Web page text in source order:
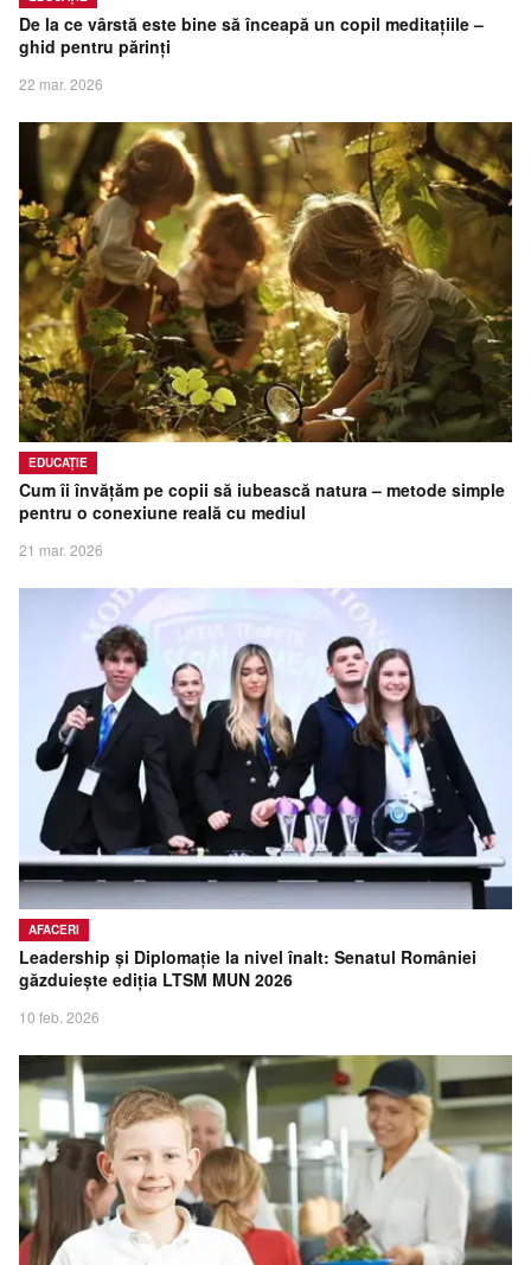
De la ce vârstă este bine să înceapă un copil meditațiile –
ghid pentru părinți
22 mar. 2026
EDUCAȚIE
Cum îi învățăm pe copii să iubească natura – metode simple
pentru o conexiune reală cu mediul
21 mar. 2026
AFACERI
Leadership și Diplomație la nivel înalt: Senatul României
găzduiește ediția LTSM MUN 2026
10 feb. 2026